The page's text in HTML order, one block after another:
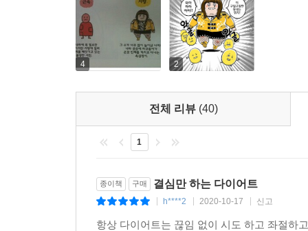
4 2
전체 리뷰 (40)
1
종이책 구매 결심만 하는 다이어트
h****2 2020-10-17 신고
항상 다이어트는 끊임 없이 시도 하고 좌절하